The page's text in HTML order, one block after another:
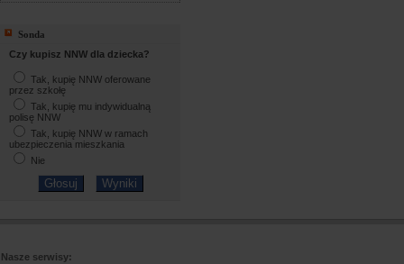
Sonda
Czy kupisz NNW dla dziecka?
Tak, kupię NNW oferowane
przez szkołę
Tak, kupię mu indywidualną
polisę NNW
Tak, kupię NNW w ramach
ubezpieczenia mieszkania
Nie
Nasze serwisy: